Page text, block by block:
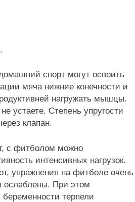
спорт могут освоить
мяча нижние конечности и
нагружать мышцы.
устаете. Степень упругости
клапан.
с фитболом можно
интенсивных нагрузок.
упражнения на фитболе очень
ослаблены. При этом
терпели